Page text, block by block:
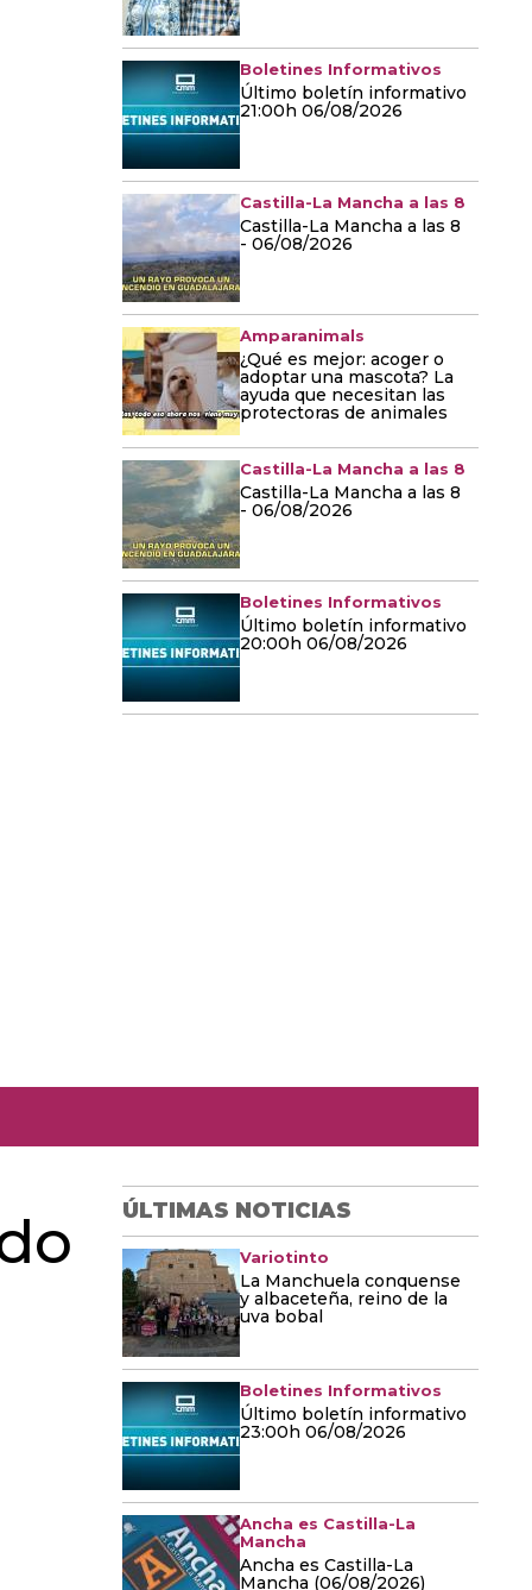
Boletines Informativos
Último boletín informativo
21:00h 06/08/2026
Castilla-La Mancha a las 8
Castilla-La Mancha a las 8
- 06/08/2026
Amparanimals
¿Qué es mejor: acoger o
adoptar una mascota? La
ayuda que necesitan las
protectoras de animales
Castilla-La Mancha a las 8
Castilla-La Mancha a las 8
- 06/08/2026
Boletines Informativos
Último boletín informativo
20:00h 06/08/2026
ÚLTIMAS NOTICIAS
Variotinto
La Manchuela conquense
y albaceteña, reino de la
uva bobal
Boletines Informativos
Último boletín informativo
23:00h 06/08/2026
Ancha es Castilla-La
Mancha
Ancha es Castilla-La
Mancha (06/08/2026)